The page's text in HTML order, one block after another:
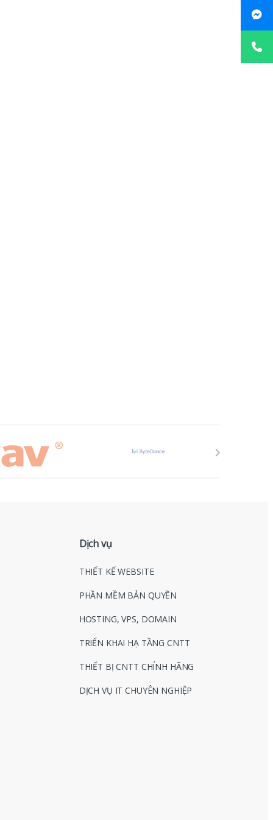
Dịch vụ
THIẾT KẾ WEBSITE
PHẦN MỀM BẢN QUYỀN
HOSTING, VPS, DOMAIN
TRIỂN KHAI HẠ TẦNG CNTT
THIẾT BỊ CNTT CHÍNH HÃNG
DỊCH VỤ IT CHUYÊN NGHIỆP